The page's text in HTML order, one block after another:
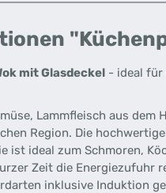
mit Glasdeckel - ideal für
Lammfleisch aus
Region. Die
ist ideal zum Schmoren,
Zeit die Energiezufuhr
inklusive Induktion